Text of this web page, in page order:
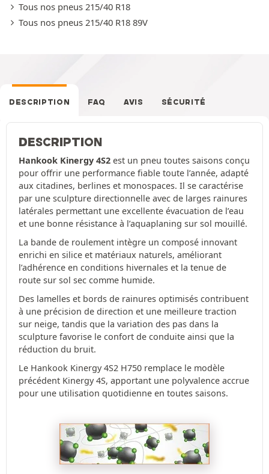
Tous nos pneus 215/40 R18
Tous nos pneus 215/40 R18 89V
DESCRIPTION FAQ AVIS SÉCURITÉ
DESCRIPTION
Hankook Kinergy 4S2 est un pneu toutes saisons conçu
pour offrir une performance fiable toute l’année, adapté
aux citadines, berlines et monospaces. Il se caractérise
par une sculpture directionnelle avec de larges rainures
latérales permettant une excellente évacuation de l’eau
et une bonne résistance à l’aquaplaning sur sol mouillé.
La bande de roulement intègre un composé innovant
enrichi en silice et matériaux naturels, améliorant
l’adhérence en conditions hivernales et la tenue de
route sur sol sec comme humide.
Des lamelles et bords de rainures optimisés contribuent
à une précision de direction et une meilleure traction
sur neige, tandis que la variation des pas dans la
sculpture favorise le confort de conduite ainsi que la
réduction du bruit.
Le Hankook Kinergy 4S2 H750 remplace le modèle
précédent Kinergy 4S, apportant une polyvalence accrue
pour une utilisation quotidienne en toutes saisons.